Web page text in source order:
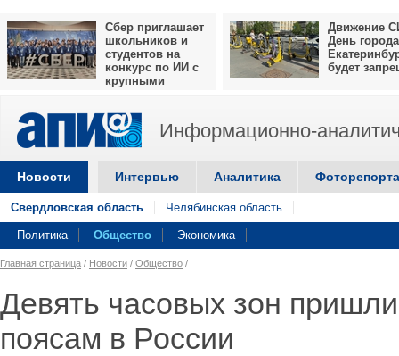
Сбер приглашает
школьников и
студентов на
конкурс по ИИ с
крупными
Движение
День города
будет
Информационно-
Новости Интервью Аналитика
Свердловская область Челябинская область
Политика Общество Экономика
Главная страница / Новости / Общество /
Девять часовых зон
поясам в России